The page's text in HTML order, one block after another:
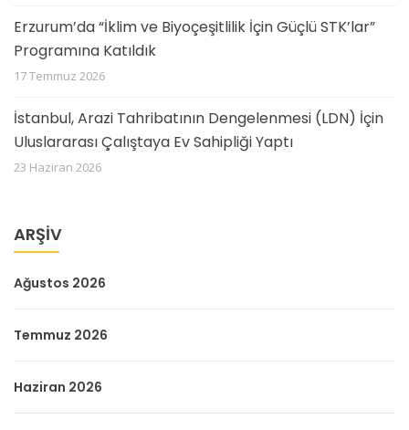
Erzurum’da “İklim ve Biyoçeşitlilik İçin Güçlü STK’lar”
Programına Katıldık
17 Temmuz 2026
İstanbul, Arazi Tahribatının Dengelenmesi (LDN) İçin
Uluslararası Çalıştaya Ev Sahipliği Yaptı
23 Haziran 2026
ARŞIV
Ağustos 2026
Temmuz 2026
Haziran 2026